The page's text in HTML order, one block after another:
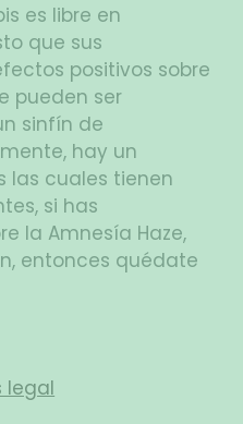
es libre en
que sus
positivos sobre
pueden ser
sinfín de
hay un
las cuales tienen
si has
la Amnesía Haze,
entonces quédate
legal